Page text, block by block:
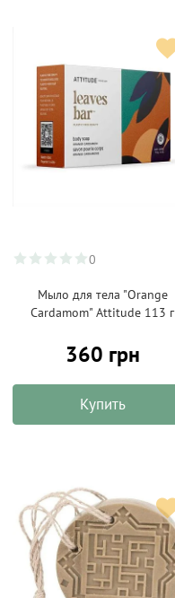
0
Мыло для тела "Orange
Cardamom" Attitude 113 г
360 грн
Купить